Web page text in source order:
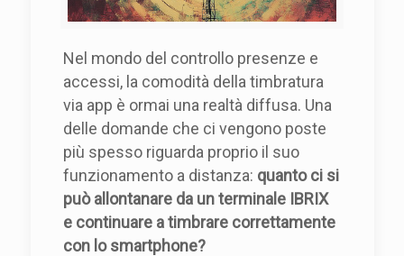
Nel mondo del controllo presenze e
accessi, la comodità della timbratura
via app è ormai una realtà diffusa. Una
delle domande che ci vengono poste
più spesso riguarda proprio il suo
funzionamento a distanza: quanto ci si
può allontanare da un terminale IBRIX
e continuare a timbrare correttamente
con lo smartphone?